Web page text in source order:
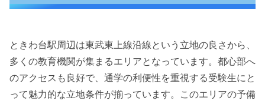
ときわ台駅周辺は東武東上線沿線という立地の良さから、
多くの教育機関が集まるエリアとなっています。都心部へ
のアクセスも良好で、通学の利便性を重視する受験生にと
って魅力的な立地条件が揃っています。このエリアの予備